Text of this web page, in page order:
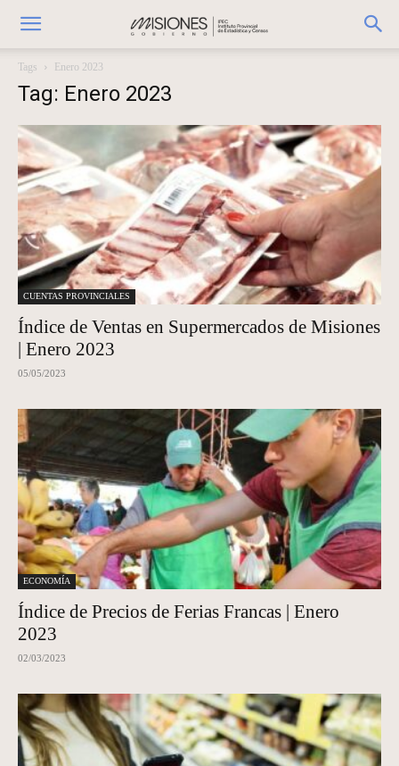
Tags Enero 2023
Tag: Enero 2023
CUENTAS PROVINCIALES
Índice de Ventas en Supermercados de Misiones
| Enero 2023
05/05/2023
ECONOMÍA
Índice de Precios de Ferias Francas | Enero
2023
02/03/2023